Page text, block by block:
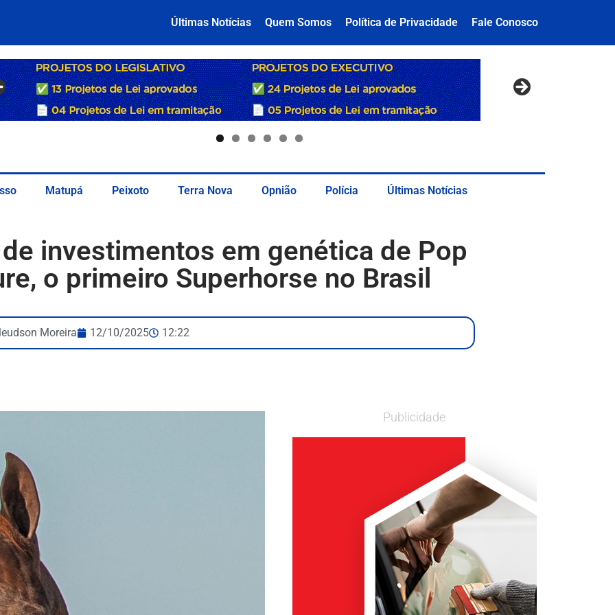
Últimas Notícias Quem Somos Política de Privacidade Fale Conosco
Matupá Peixoto Terra Nova Opnião Polícia Últimas Notícias
investimentos em genética de Pop
o primeiro Superhorse no Brasil
Moreira 12/10/2025 12:22
Publicidade